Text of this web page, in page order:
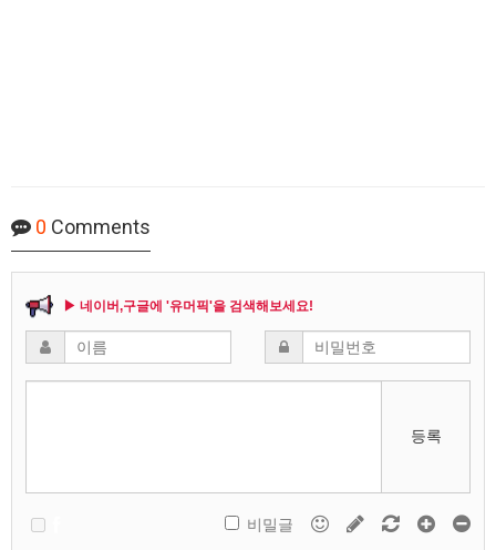
0 Comments
▶ 네이버,구글에 '유머픽'을 검색해보세요!
등록
비밀글